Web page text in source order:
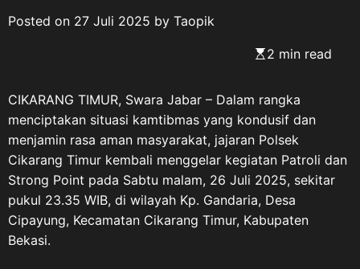
Posted on 27 Juli 2025 by Taopik
2 min read
CIKARANG TIMUR, Swara Jabar – Dalam rangka
menciptakan situasi kamtibmas yang kondusif dan
menjamin rasa aman masyarakat, jajaran Polsek
Cikarang Timur kembali menggelar kegiatan Patroli dan
Strong Point pada Sabtu malam, 26 Juli 2025, sekitar
pukul 23.35 WIB, di wilayah Kp. Gandaria, Desa
Cipayung, Kecamatan Cikarang Timur, Kabupaten
Bekasi.